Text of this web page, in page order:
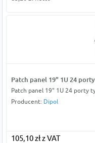
Patch panel 19" 1U 24
Patch panel 19" 1U 24 porty
Producent: Dipol
105,10 zł z VAT